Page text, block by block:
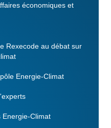
économiques et
Rexecode au débat sur
Energie-Climat
Energie-Climat